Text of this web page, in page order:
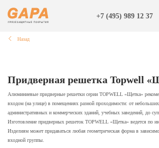
+7 (495) 989 12 37
Назад
Придверная решетка Topwell
Алюминиевые придверные решетки серии TOPWELL «Щетка»
входом (на улице) в помещениях разной проходимости: от
административных и коммерческих зданий, учебных заведений, до
Изготовление придверных решеток TOPWELL «Щетка» ведется по
Изделиям может придаваться любая геометрическая форма в
входной группы.